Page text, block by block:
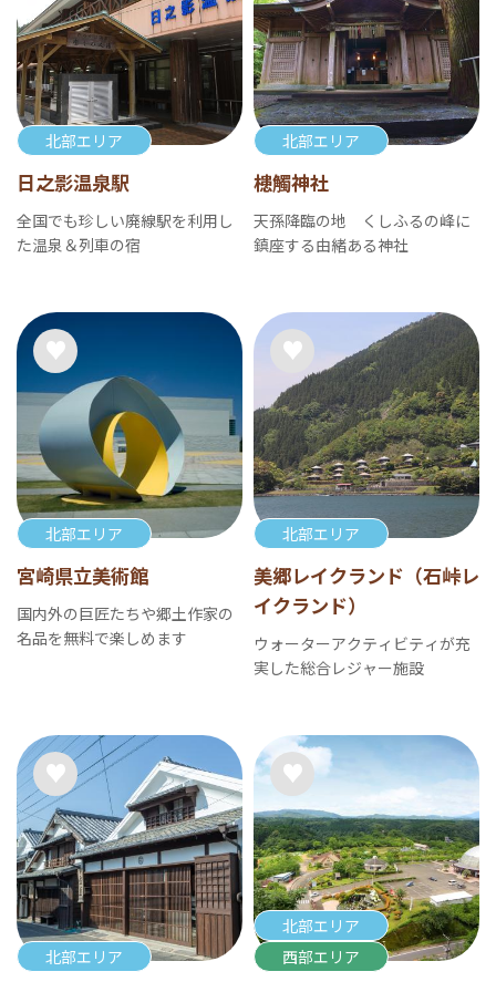
北部エリア
日之影温泉駅
全国でも珍しい廃線駅を利用し
た温泉＆列車の宿
北部エリア
槵觸神社
天孫降臨の地 くしふるの峰に
鎮座する由緒ある神社
北部エリア
宮崎県立美術館
国内外の巨匠たちや郷土作家の
名品を無料で楽しめます
北部エリア
美郷レイクランド（石峠レ
イクランド）
ウォーターアクティビティが充
実した総合レジャー施設
北部エリア
北部エリア
西部エリア